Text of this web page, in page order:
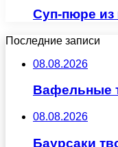
Суп-пюре
Последние записи
08.08.2026
Вафельные
08.08.2026
Баурсаки